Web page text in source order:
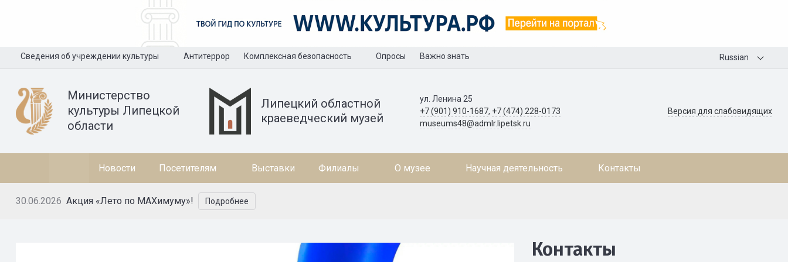
Сведения об учреждении культуры Антитеррор Комплексная безопасность Опросы Важно знать Russian
Министерство
культуры Липецкой
области
Липецкий областной
краеведческий музей
ул. Ленина 25
+7 (901) 910-1687, +7 (474) 228-0173
museums48@admlr.lipetsk.ru
Версия для слабовидящих
Новости Посетителям Выставки Филиалы О музее Научная деятельность Контакты
30.06.2026 Акция «Лето по MAXимуму»! Подробнее
Контакты